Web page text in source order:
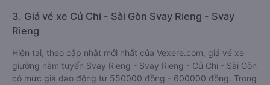
3. Giá vé xe Củ Chi - Sài Gòn Svay Rieng - Svay
Rieng
Hiện tại, theo cập nhật mới nhất của Vexere.com, giá vé xe
giường nằm tuyến Svay Rieng - Svay Rieng - Củ Chi - Sài Gòn
có mức giá dao động từ 550000 đồng - 600000 đồng. Trong